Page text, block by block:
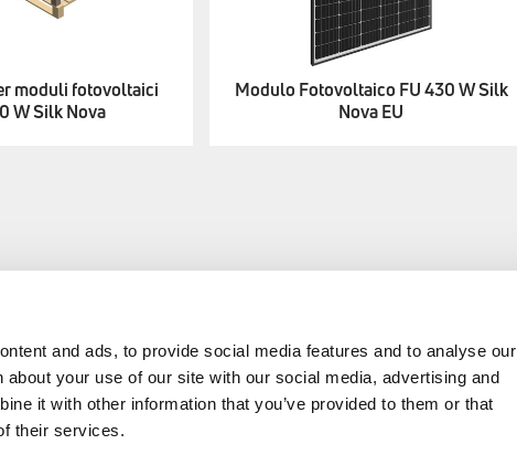
and ads, to provide social media features and to analyse our
your use of our site with our social media, advertising and
it with other information that you’ve provided to them or that
their services.
moduli fotovoltaici
W Silk Nova
Modulo Fotovoltaico FU 430 W Silk
Nova EU